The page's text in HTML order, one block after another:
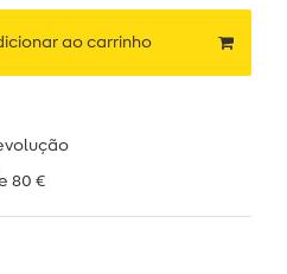
ao carrinho
80 €